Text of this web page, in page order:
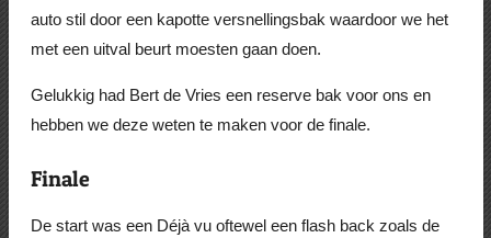
auto stil door een kapotte versnellingsbak waardoor we het
met een uitval beurt moesten gaan doen.
Gelukkig had Bert de Vries een reserve bak voor ons en
hebben we deze weten te maken voor de finale.
Finale
De start was een Déjà vu oftewel een flash back zoals de